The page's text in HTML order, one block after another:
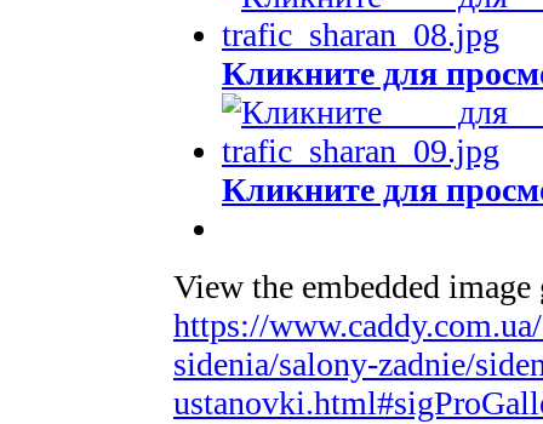
Кликните для
Кликните для
View the embedded
https://
sidenia/salony-zadnie/